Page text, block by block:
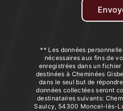
** Les données
nécessaires aux fins de
enregistrées dans un
destinées à Cheminées
dans le seul but de
données collectées seront
destinataires suivants:
Saulcy, 54300 Moncel-lès-